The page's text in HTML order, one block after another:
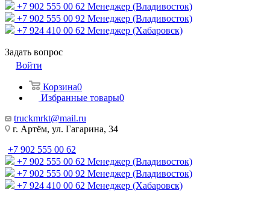
+7 902 555 00 62 Менеджер (Владивосток)
+7 902 555 00 92 Менеджер (Владивосток)
+7 924 410 00 62 Менеджер (Хабаровск)
Задать вопрос
Войти
Корзина0
Избранные товары0
truckmrkt@mail.ru
г. Артём, ул. Гагарина, 34
+7 902 555 00 62
+7 902 555 00 62 Менеджер (Владивосток)
+7 902 555 00 92 Менеджер (Владивосток)
+7 924 410 00 62 Менеджер (Хабаровск)